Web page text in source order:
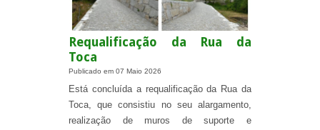
Requalificação da Rua da
Toca
Publicado em 07 Maio 2026
Está concluída a requalificação da Rua da
Toca, que consistiu no seu alargamento,
realização de muros de suporte e